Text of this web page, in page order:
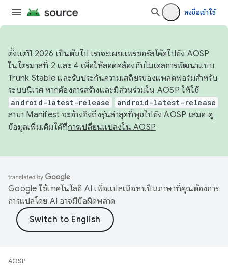
ลงชื่อเข้าใช้
ตั้งแต่ปี 2026 เป็นต้นไป เราจะเผยแพร่ซอร์สโค้ดไปยัง AOSP
ในไตรมาสที่ 2 และ 4 เพื่อให้สอดคล้องกับโมเดลการพัฒนาแบบ
Trunk Stable และรับประกันความเสถียรของแพลตฟอร์มสำหรับ
ระบบนิเวศ หากต้องการสร้างและมีส่วนร่วมใน AOSP ให้ใช้
android-latest-release android-latest-release
สาขา Manifest จะอ้างอิงถึงรุ่นล่าสุดที่พุชไปยัง AOSP เสมอ ดู
ข้อมูลเพิ่มเติมได้ที่การเปลี่ยนแปลงใน AOSP
Google ใช้เทคโนโลยี AI เพื่อแปลเนื้อหาเป็นภาษาที่คุณต้องการ
การแปลโดย AI อาจมีข้อผิดพลาด
AOSP